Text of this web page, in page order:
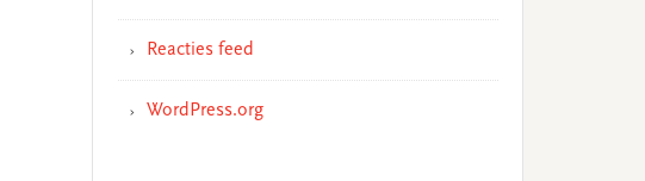
Reacties feed
WordPress.org